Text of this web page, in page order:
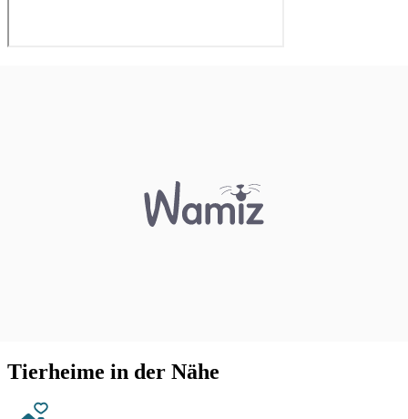
Tierheime in der Nähe